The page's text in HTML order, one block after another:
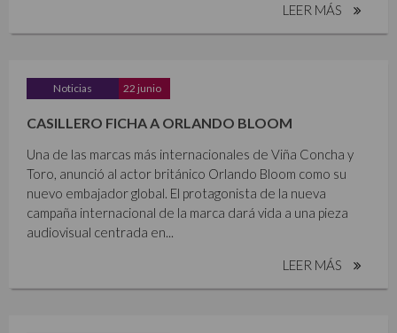
LEER MÁS
Noticias 22 junio
CASILLERO FICHA A ORLANDO BLOOM
Una de las marcas más internacionales de Viña Concha y
Toro, anunció al actor británico Orlando Bloom como su
nuevo embajador global. El protagonista de la nueva
campaña internacional de la marca dará vida a una pieza
audiovisual centrada en...
LEER MÁS